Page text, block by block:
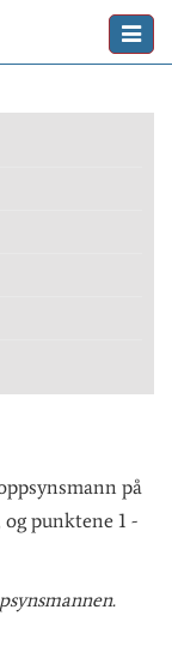
på
punktene 1 -